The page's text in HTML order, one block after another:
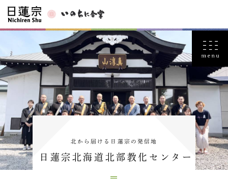
北から届ける日蓮宗の発信地
日蓮宗北海道北部教化センター